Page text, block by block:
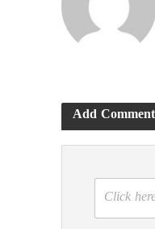
Add Comment
Click